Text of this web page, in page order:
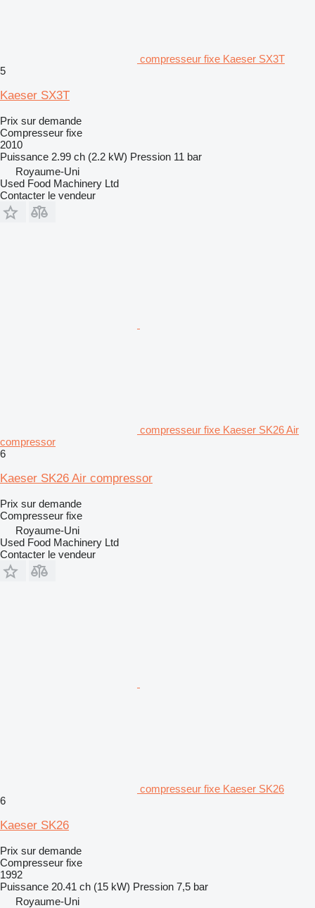
compresseur fixe Kaeser SX3T
5
Kaeser SX3T
Prix sur demande
Compresseur fixe
2010
Puissance 2.99 ch (2.2 kW) Pression 11 bar
Royaume-Uni
Used Food Machinery Ltd
Contacter le vendeur
compresseur fixe Kaeser SK26 Air
compressor
6
Kaeser SK26 Air compressor
Prix sur demande
Compresseur fixe
Royaume-Uni
Used Food Machinery Ltd
Contacter le vendeur
compresseur fixe Kaeser SK26
6
Kaeser SK26
Prix sur demande
Compresseur fixe
1992
Puissance 20.41 ch (15 kW) Pression 7,5 bar
Royaume-Uni